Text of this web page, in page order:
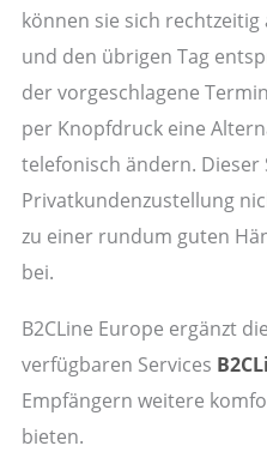
können sie sich
und den übrigen Tag
der vorgeschlagene
per Knopfdruck eine
telefonisch ändern. Dieser
Privatkundenzustellung
zu einer rundum guten
bei.
B2CLine Europe ergänzt
verfügbaren Services
Empfängern weitere
bieten.